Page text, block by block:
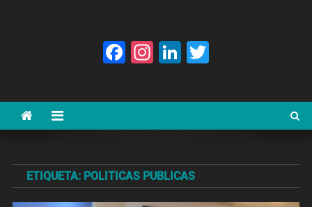
Facebook
Instagram
LinkedIn
ETIQUETA: POLITICAS PUBLICAS